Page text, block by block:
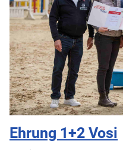
Ehrung 1+2 Vosi